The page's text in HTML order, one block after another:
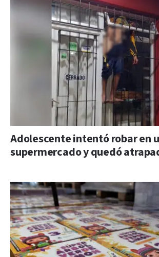
Adolescente intentó robar en
supermercado y quedó